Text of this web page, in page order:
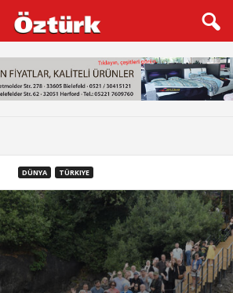
DÜNYA TÜRKIYE